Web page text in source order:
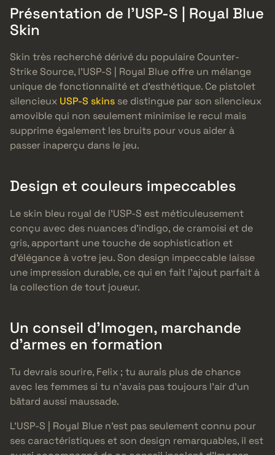
Présentation de l’USP-S | Royal Blue
Skin
Skin très recherché dérivé du populaire Counter-
Strike Source, l’USP-S | Royal Blue offre un mélange
unique de fonctionnalité et d’esthétique. Ce pistolet
silencieux USP-S skins se distingue par son silencieux
amovible qui non seulement minimise le recul mais
supprime également les bruits pour vous aider à
passer inaperçu dans le jeu.
Design et couleurs impeccables
Le skin bleu royal de l’USP-S est méticuleusement
conçu avec des nuances d’indigo, de cramoisi et de
gris, apportant une touche de sophistication et
d’élégance à votre jeu. Son design impeccable laisse
une impression durable, ce qui en fait l’ajout parfait à
la collection de tout joueur.
Un conseil d’Imogen, marchande
d’armes en formation
Tu devrais sourire, Felix ; tu aurais plus de chance
avec les femmes si tu n’avais pas toujours l’air d’un
bâtard aussi maussade.
L’USP-S | Royal Blue n’est pas seulement connu pour
ses caractéristiques et son design remarquables, il est